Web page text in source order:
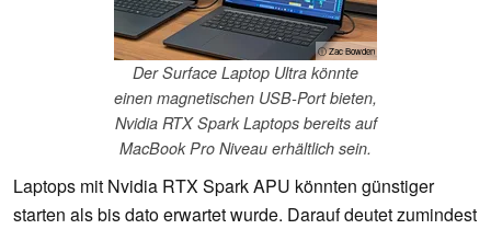
ⓘ Zac Bowden
Der Surface Laptop Ultra könnte
einen magnetischen USB-Port bieten,
Nvidia RTX Spark Laptops bereits auf
MacBook Pro Niveau erhältlich sein.
Laptops mit Nvidia RTX Spark APU könnten günstiger
starten als bis dato erwartet wurde. Darauf deutet zumindest